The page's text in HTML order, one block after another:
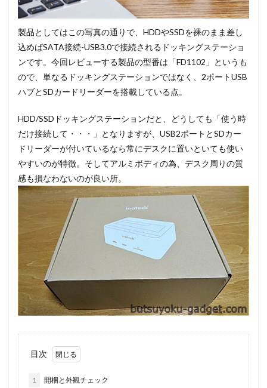
製品としてはこの写真の通りで、HDDやSSDを裸のまま差し
込めばSATA接続-USB3.0で接続されるドッキングステーショ
ンです。今回レビューする製品の型番は「FD1102」というも
ので、単なるドッキングステーションではなく、2ポートUSB
ハブとSDカードリーダーを搭載している点。
HDD/SSDドッキングステーションだと、どうしても「使う時
だけ接続して・・・」となりますが、USB2ポートとSDカー
ドリーダーが付いているなら常にデスクに置いといても使い
やすいのが特徴。そしてアルミボディの為、デスク周りの質
感も損なわないのが良い所。
目次
1 開梱と外観チェック